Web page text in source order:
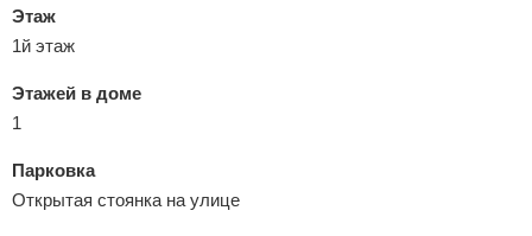
Этаж
1й этаж
Этажей в доме
1
Парковка
Открытая стоянка на улице